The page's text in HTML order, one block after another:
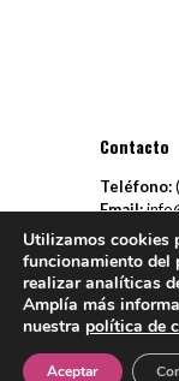
Contacto
Teléfono:
Email:
© Dakar Por La
de
Utilizamos cookies
funcionamiento del
realizar analíticas
Amplía más
nuestra política de
Aceptar